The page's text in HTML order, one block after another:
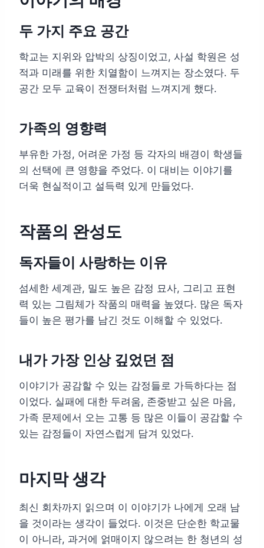
두 가지 주요 공간
학교는 지위와 압박의 상징이었고, 사설 학원은 성
적과 미래를 위한 치열함이 느껴지는 장소였다. 두
공간 모두 교육이 전쟁터처럼 느껴지게 했다.
가족의 영향력
부유한 가정, 어려운 가정 등 각자의 배경이 학생들
의 선택에 큰 영향을 주었다. 이 대비는 이야기를
더욱 현실적이고 설득력 있게 만들었다.
작품의 완성도
독자들이 사랑하는 이유
섬세한 세계관, 밀도 높은 감정 묘사, 그리고 표현
력 있는 그림체가 작품의 매력을 높였다. 많은 독자
들이 높은 평가를 남긴 것도 이해할 수 있었다.
내가 가장 인상 깊었던 점
이야기가 공감할 수 있는 감정들로 가득하다는 점
이었다. 실패에 대한 두려움, 존중받고 싶은 마음,
가족 문제에서 오는 고통 등 많은 이들이 공감할 수
있는 감정들이 자연스럽게 담겨 있었다.
마지막 생각
최신 회차까지 읽으며 이 이야기가 나에게 오래 남
을 것이라는 생각이 들었다. 이것은 단순한 학교물
이 아니라, 과거에 얽매이지 않으려는 한 청년의 성